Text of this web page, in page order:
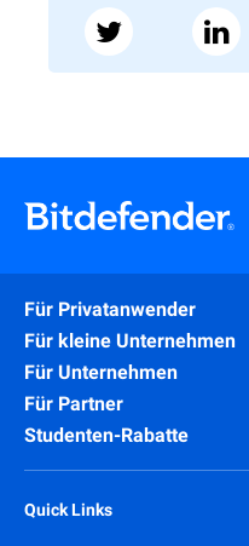
Für Privatanwender
Für kleine Unternehmen
Für Unternehmen
Für Partner
Studenten-Rabatte
Quick Links